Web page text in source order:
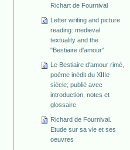
Richart de Fournival
Letter writing and picture
reading: medieval
textuality and the
"Bestiaire d'amour"
Le Bestiaire d'amour rimé,
poème inédit du XIIIe
siècle; publié avec
introduction, notes et
glossaire
Richard de Fournival.
Etude sur sa vie et ses
oeuvres